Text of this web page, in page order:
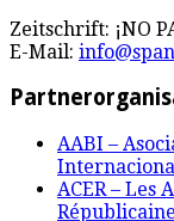
Zeitschrift: ¡NO
E-Mail:
AABI –
ACER – Les